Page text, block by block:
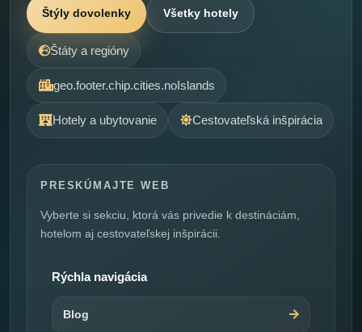
Štýly dovolenky Všetky hotely
Štáty a regióny
geo.footer.chip.cities.noIslands
Hotely a ubytovanie Cestovateľská inšpirácia
PRESKÚMAJTE WEB
Vyberte si sekciu, ktorá vás privedie k destináciám,
hotelom aj cestovateľskej inšpirácii.
Rýchla navigácia
Blog